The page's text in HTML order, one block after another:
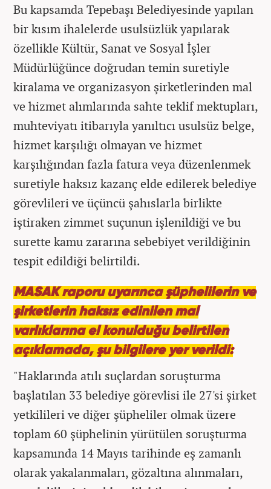
Bu kapsamda Tepebaşı Belediyesinde yapılan
bir kısım ihalelerde usulsüzlük yapılarak
özellikle Kültür, Sanat ve Sosyal İşler
Müdürlüğünce doğrudan temin suretiyle
kiralama ve organizasyon şirketlerinden mal
ve hizmet alımlarında sahte teklif mektupları,
muhteviyatı itibarıyla yanıltıcı usulsüz belge,
hizmet karşılığı olmayan ve hizmet
karşılığından fazla fatura veya düzenlenmek
suretiyle haksız kazanç elde edilerek belediye
görevlileri ve üçüncü şahıslarla birlikte
iştiraken zimmet suçunun işlenildiği ve bu
surette kamu zararına sebebiyet verildiğinin
tespit edildiği belirtildi.
MASAK raporu uyarınca şüphelilerin ve
şirketlerin haksız edinilen mal
varlıklarına el konulduğu belirtilen
açıklamada, şu bilgilere yer verildi:
"Haklarında atılı suçlardan soruşturma
başlatılan 33 belediye görevlisi ile 27'si şirket
yetkilileri ve diğer şüpheliler olmak üzere
toplam 60 şüphelinin yürütülen soruşturma
kapsamında 14 Mayıs tarihinde eş zamanlı
olarak yakalanmaları, gözaltına alınmaları,